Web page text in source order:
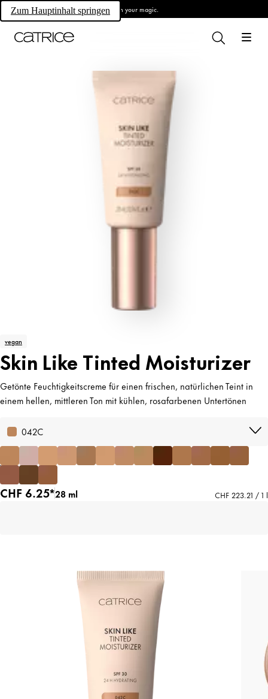
Zum Hauptinhalt springen Own your magic.
vegan
Skin Like Tinted Moisturizer
Getönte Feuchtigkeitscreme für einen frischen, natürlichen Teint in
einem hellen, mittleren Ton mit kühlen, rosafarbenen Untertönen
042C
CHF 6.25*28 ml CHF 223.21 / 1 l